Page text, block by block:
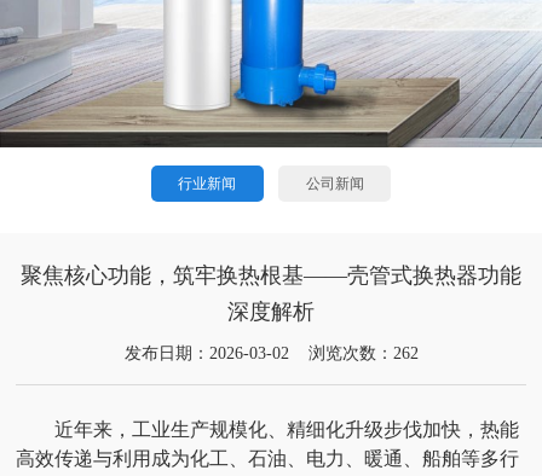
行业新闻 公司新闻
聚焦核心功能，筑牢换热根基——壳管式换热器功能
深度解析
发布日期：2026-03-02 浏览次数：262
近年来，工业生产规模化、精细化升级步伐加快，热能
高效传递与利用成为化工、石油、电力、暖通、船舶等多行